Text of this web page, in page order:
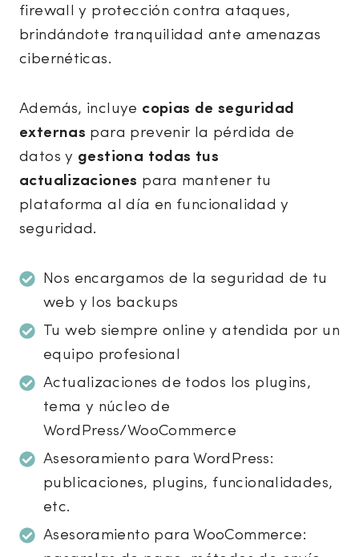
firewall y protección contra ataques,
brindándote tranquilidad ante amenazas
cibernéticas.
Además, incluye copias de seguridad
externas para prevenir la pérdida de
datos y gestiona todas tus
actualizaciones para mantener tu
plataforma al día en funcionalidad y
seguridad.
Nos encargamos de la seguridad de tu
web y los backups
Tu web siempre online y atendida por un
equipo profesional
Actualizaciones de todos los plugins,
tema y núcleo de
WordPress/WooCommerce
Asesoramiento para WordPress:
publicaciones, plugins, funcionalidades,
etc.
Asesoramiento para WooCommerce: